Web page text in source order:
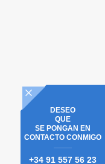
DESEO
QUE
SE PONGAN EN
CONTACTO CONMIGO
+34 91 557 56 23